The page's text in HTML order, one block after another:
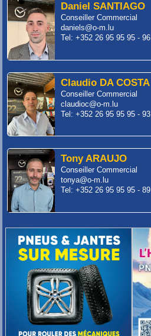
Daniel SANTIAGO
Conseiller Commercial
daniels@o-m.lu
Tel: +352 26 95 95 95 - 96
Claudio DA COSTA
Conseiller Commercial
claudioc@o-m.lu
Tel: +352 26 95 95 95 - 93
Tony ARAUJO
Conseiller Commercial
tonya@o-m.lu
Tel: +352 26 95 95 95 - 89